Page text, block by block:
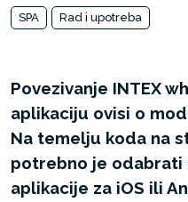
SPA Rad i upotreba
Povezivanje INTEX
aplikaciju ovisi o
Na temelju koda na
potrebno je odabrati
aplikacije za iOS ili